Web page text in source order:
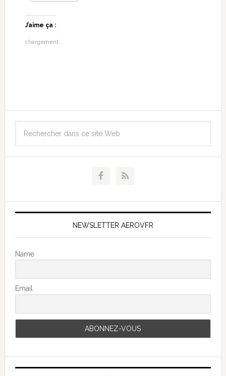
J’aime ça :
chargement…
NEWSLETTER AEROVFR
Name
Email